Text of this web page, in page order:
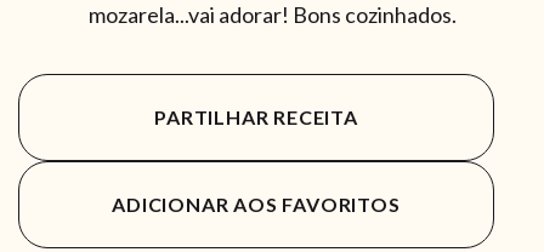
mozarela...vai adorar! Bons cozinhados.
PARTILHAR RECEITA
ADICIONAR AOS FAVORITOS